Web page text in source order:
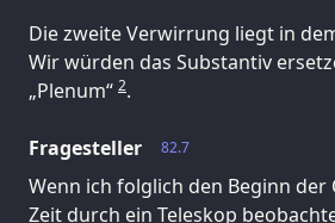
Die zweite Verwirrung liegt in
Wir würden das Substantiv
„Plenum“ 2.
82.7
Fragesteller
Wenn ich folglich den Beginn der
Zeit durch ein Teleskop